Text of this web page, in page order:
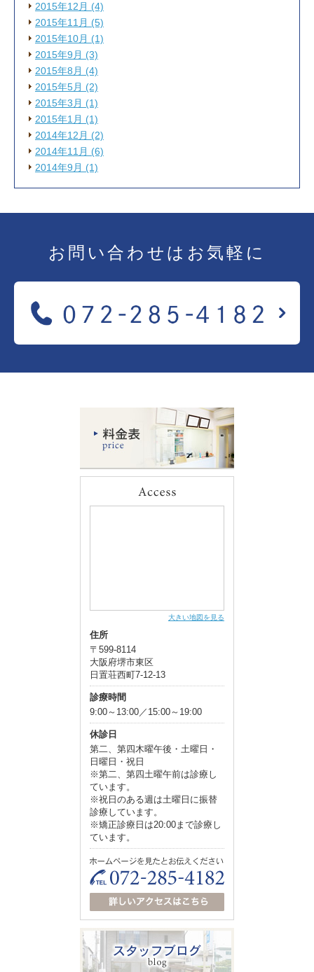
2015年12月 (4)
2015年11月 (5)
2015年10月 (1)
2015年9月 (3)
2015年8月 (4)
2015年5月 (2)
2015年3月 (1)
2015年1月 (1)
2014年12月 (2)
2014年11月 (6)
2014年9月 (1)
お問い合わせは お気軽に
大きい地図を見る
住所
〒599-8114
大阪府堺市東区
日置荘西町7-12-13
診療時間
9:00～13:00／15:00～19:00
休診日
第二、第四木曜午後・土曜日・
日曜日・祝日
※第二、第四土曜午前は診療し
ています。
※祝日のある週は土曜日に振替
診療しています。
※矯正診療日は20:00まで診療し
ています。